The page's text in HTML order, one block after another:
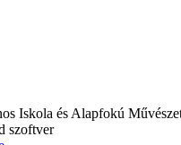
Iskola és Alapfokú
szoftver